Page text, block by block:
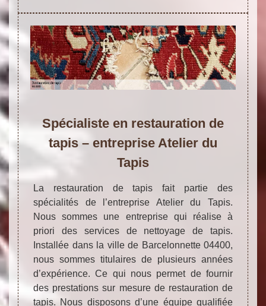
Spécialiste en restauration de
tapis – entreprise Atelier du
Tapis
La restauration de tapis fait partie des
spécialités de l’entreprise Atelier du Tapis.
Nous sommes une entreprise qui réalise à
priori des services de nettoyage de tapis.
Installée dans la ville de Barcelonnette 04400,
nous sommes titulaires de plusieurs années
d’expérience. Ce qui nous permet de fournir
des prestations sur mesure de restauration de
tapis. Nous disposons d’une équipe qualifiée